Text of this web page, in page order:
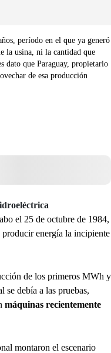
período en el que ya generó
la usina, ni la cantidad que
dato que Paraguay, propietario
de esa producción
el 25 de octubre de 1984,
producir energía la incipiente
de los primeros MWh y
se debía a las pruebas,
máquinas recientemente
montaron el escenario